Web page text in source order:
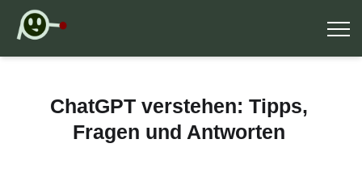
ChatGPT verstehen: Tipps,
Fragen und Antworten